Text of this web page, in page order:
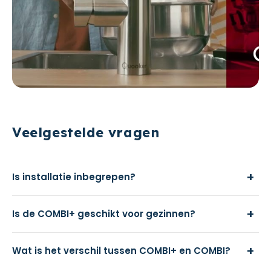
Veelgestelde vragen
Is installatie inbegrepen? +
Is de COMBI+ geschikt voor gezinnen? +
Wat is het verschil tussen COMBI+ en COMBI? +